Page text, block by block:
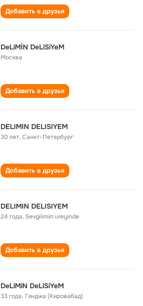
Добавить в друзья
DeLiMİN DeLiSiYeM
Москва
Добавить в друзья
DELIMIN DELISIYEM
30 лет,Санкт-Петербург
Добавить в друзья
DELIMIN DELISIYEM
24 года, Sevgilimin ureyinde
Добавить в друзья
DeLiMiN DeLiSiYeM
33 года, Гянджа (Кировабад)